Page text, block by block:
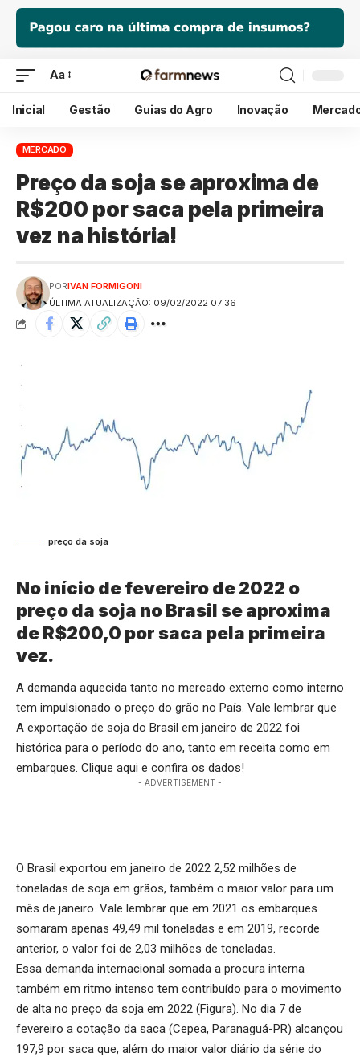
Aa
Inicial Gestão Guias do Agro Inovação
MERCADO
Preço da soja se aproxima de
R$200 por saca pela primeira
vez na história!
ÚLTIMA ATUALIZAÇÃO: 09/02/2022 07:36
PORIVAN FORMIGONI
preço da soja
No início de fevereiro de 2022 o
preço da soja no Brasil se aproxima
de R$200,0 por saca pela primeira
vez.
A demanda aquecida tanto no mercado externo como interno
tem impulsionado o preço do grão no País. Vale lembrar que
A exportação de soja do Brasil em janeiro de 2022 foi
histórica para o período do ano, tanto em receita como em
embarques. Clique aqui e confira os dados!
- ADVERTISEMENT -
O Brasil exportou em janeiro de 2022 2,52 milhões de
toneladas de soja em grãos, também o maior valor para um
mês de janeiro. Vale lembrar que em 2021 os embarques
somaram apenas 49,49 mil toneladas e em 2019, recorde
anterior, o valor foi de 2,03 milhões de toneladas.
Essa demanda internacional somada a procura interna
também em ritmo intenso tem contribuído para o movimento
de alta no preço da soja em 2022 (Figura). No dia 7 de
fevereiro a cotação da saca (Cepea, Paranaguá-PR) alcançou
197,9 por saca que, além do maior valor diário da série do